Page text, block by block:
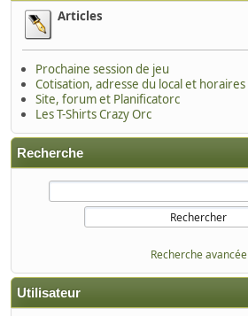
Articles
Prochaine session de jeu
Cotisation, adresse du local et horaires
Site, forum et Planificatorc
Les T-Shirts Crazy Orc
Recherche
Recherche avancée
Utilisateur